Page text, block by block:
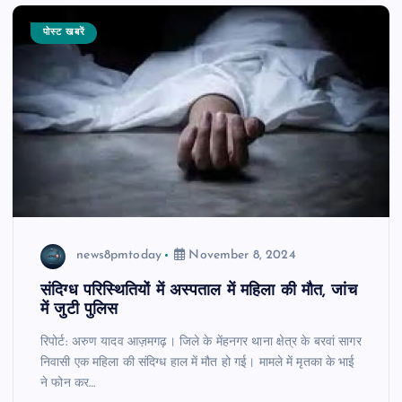
पोस्ट खबरें
news8pmtoday November 8, 2024
संदिग्ध परिस्थितियों में अस्पताल में महिला की मौत, जांच
में जुटी पुलिस
रिपोर्ट: अरुण यादव आज़मगढ़। जिले के मेंहनगर थाना क्षेत्र के बरवां सागर
निवासी एक महिला की संदिग्ध हाल में मौत हो गई। मामले में मृतका के भाई
ने फोन कर…